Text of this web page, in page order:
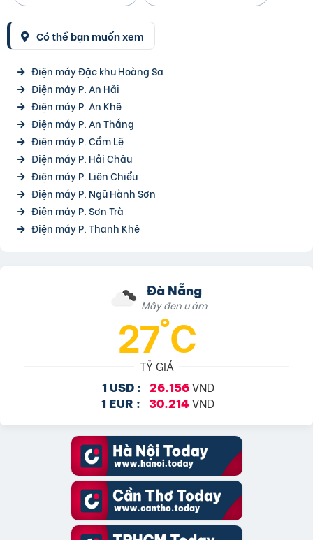
Có thể bạn muốn xem
Điện máy Đặc khu Hoàng Sa
Điện máy P. An Hải
Điện máy P. An Khê
Điện máy P. An Thắng
Điện máy P. Cẩm Lệ
Điện máy P. Hải Châu
Điện máy P. Liên Chiểu
Điện máy P. Ngũ Hành Sơn
Điện máy P. Sơn Trà
Điện máy P. Thanh Khê
Đà Nẵng
Mây đen u ám
27°C
TỶ GIÁ
1 USD : 26.156VND
1 EUR : 30.214 VND